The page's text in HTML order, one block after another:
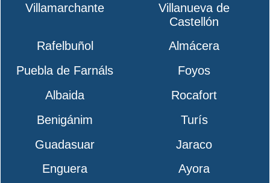
Villamarchante
Villanueva de
Castellón
Rafelbuñol
Almácera
Puebla de Farnáls
Foyos
Albaida
Rocafort
Benigánim
Turís
Guadasuar
Jaraco
Enguera
Ayora